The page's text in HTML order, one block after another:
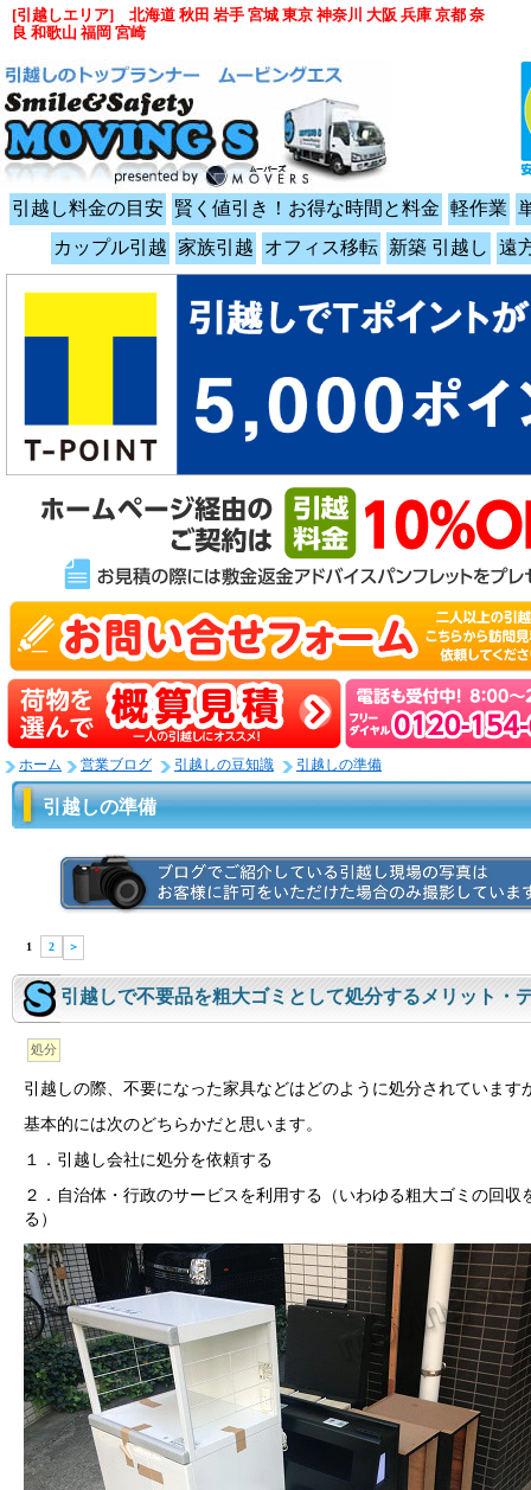
引越し料金の目安 賢く値引き！お得な時間と料金 軽作業
カップル引越 家族引越 オフィス移転 新築 引越し 遠
ホーム 営業ブログ 引越しの豆知識 引越しの準備
引越しの準備
1 2 ＞
引越しで不要品を粗大ゴミとして処分するメリット・
処分
引越しの際、不要になった家具などはどのように処分されています
基本的には次のどちらかだと思います。
１．引越し会社に処分を依頼する
２．自治体・行政のサービスを利用する（いわゆる粗大ゴミの回収
る）
[引越しエリア] 北海道 秋田 岩手 宮城 東京 神奈川 大阪 兵庫 京都 奈
良 和歌山 福岡 宮崎